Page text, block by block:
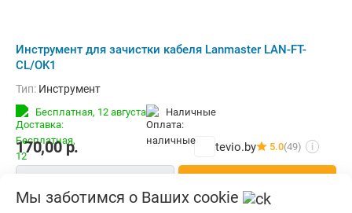
Инструмент для зачистки кабеля Lanmaster LAN-FT-
CL/OK1
Тип: Инструмент
Бесплатная, 12 августа наличные
170,00р. tevio.by 5.0(49) i
В корзину
Мы заботимся о Ваших cookie